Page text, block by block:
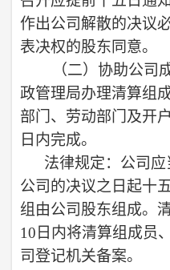
作出公司解散的决议
表决权的股东同意。
（二） 协助公司
政管理局办理清算组
部门、劳动部门及开
日内完成。
法律规定：公司应
公司的决议之日起十
组由公司股东组成。
10日内将清算组成员
司登记机关备案。